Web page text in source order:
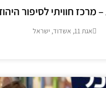
לסיפור היהודי